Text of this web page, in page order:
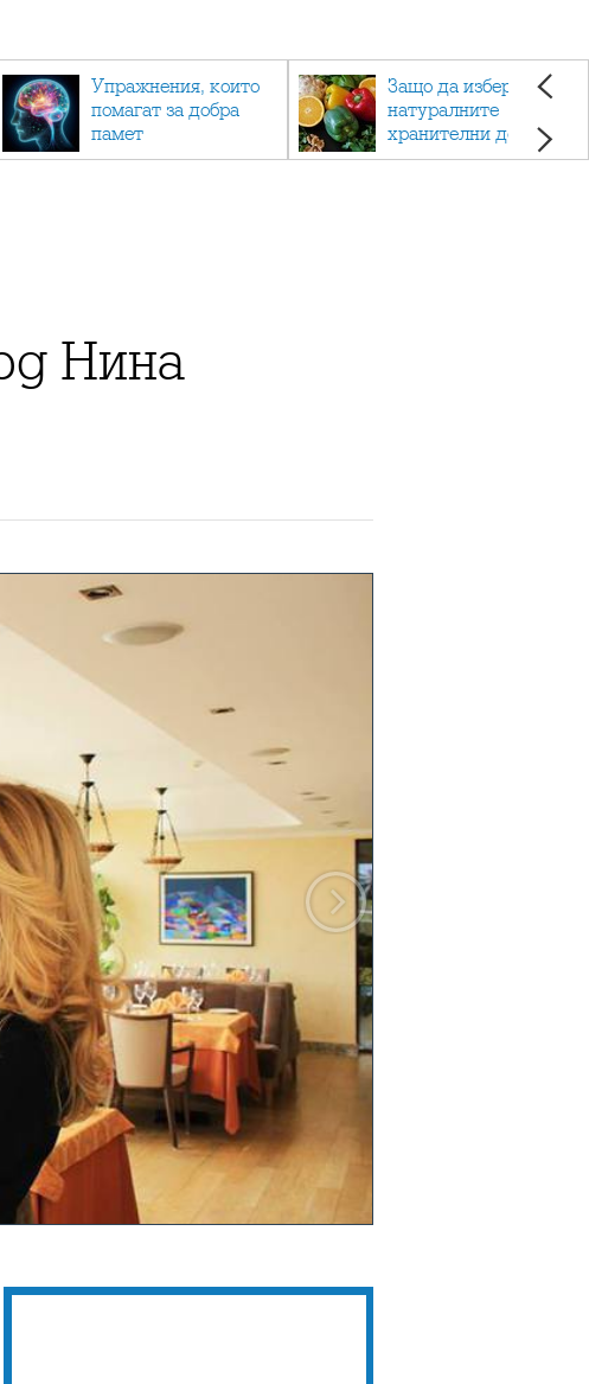
Упражнения, които
помагат за добра
памет
Защо да изберете
натуралните
хранителни добавки
пред синтетичните?
Нина